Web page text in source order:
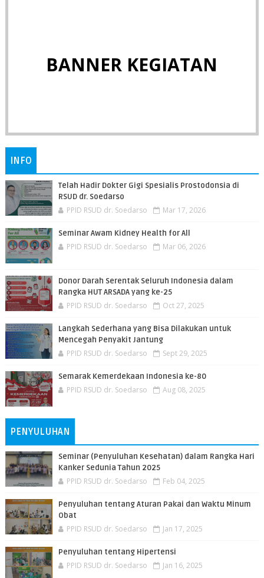
BANNER KEGIATAN
INFO
Telah Hadir Dokter Gigi Spesialis Prostodonsia di
RSUD dr. Soedarso
PPID RSUD dr. Soedarso Mar 17, 2026
Seminar Awam Kidney Health for All
PPID RSUD dr. Soedarso Mar 06, 2026
Donor Darah Serentak Seluruh Indonesia dalam
Rangka HUT ARSADA yang ke-25
PPID RSUD dr. Soedarso Oct 27, 2025
Langkah Sederhana yang Bisa Dilakukan untuk
Mencegah Penyakit Jantung
PPID RSUD dr. Soedarso Sept 29, 2025
Semarak Kemerdekaan Indonesia ke-80
PPID RSUD dr. Soedarso Aug 08, 2025
PENYULUHAN
Seminar (Penyuluhan Kesehatan) dalam Rangka Hari
Kanker Sedunia Tahun 2025
PPID RSUD dr. Soedarso Feb 04, 2025
Penyuluhan tentang Aturan Pakai dan Waktu Minum
Obat
PPID RSUD dr. Soedarso Jan 17, 2025
Penyuluhan tentang Hipertensi
PPID RSUD dr. Soedarso Jan 16, 2025